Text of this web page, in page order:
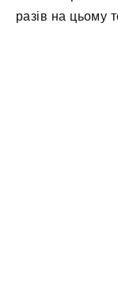
разів на цьому